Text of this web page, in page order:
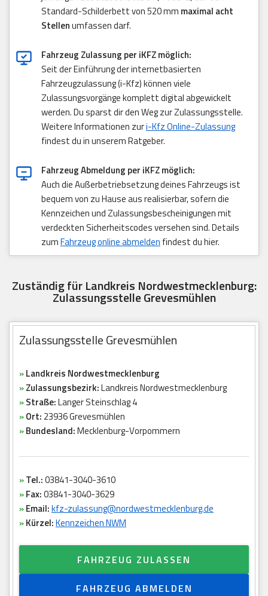
Standard-Schilderbett von 520 mm maximal acht
Stellenumfassen darf.
Fahrzeug Zulassung per iKFZ möglich:
Seit der Einführung der internetbasierten
Fahrzeugzulassung (i-Kfz) können viele
Zulassungsvorgänge komplett digital abgewickelt
werden. Du sparst dir den Weg zur Zulassungsstelle.
Weitere Informationen zuri-Kfz Online-Zulassung
findest du in unserem Ratgeber.
Fahrzeug Abmeldung per iKFZ möglich:
Auch die Außerbetriebsetzung deines Fahrzeugs ist
bequem von zu Hause aus realisierbar, sofern die
Kennzeichen und Zulassungsbescheinigungen mit
verdeckten Sicherheitscodes versehen sind. Details
zumFahrzeug online abmelden findest du hier.
Zuständig für Landkreis Nordwestmecklenburg:
Zulassungsstelle Grevesmühlen
Zulassungsstelle Grevesmühlen
»Landkreis Nordwestmecklenburg
»Zulassungsbezirk:Landkreis Nordwestmecklenburg
»Straße:Langer Steinschlag 4
»Ort: 23936 Grevesmühlen
»Bundesland:Mecklenburg-Vorpommern
»Tel.:03841-3040-3610
»Fax:03841-3040-3629
»Email:kfz-zulassung@nordwestmecklenburg.de
»Kürzel:Kennzeichen NWM
FAHRZEUG ZULASSEN
FAHRZEUG ABMELDEN